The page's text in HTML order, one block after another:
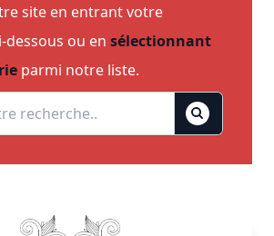
site en entrant votre
dessous ou en sélectionnant
parmi notre liste.